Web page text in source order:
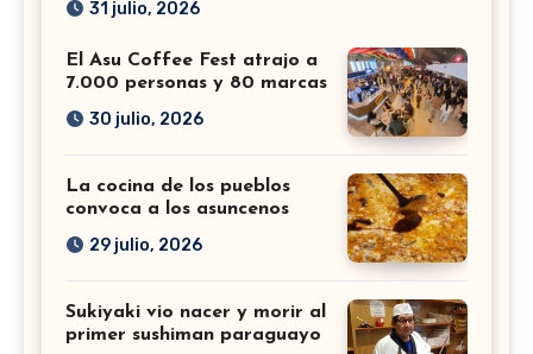
31 julio, 2026
El Asu Coffee Fest atrajo a
7.000 personas y 80 marcas
30 julio, 2026
La cocina de los pueblos
convoca a los asuncenos
29 julio, 2026
Sukiyaki vio nacer y morir al
primer sushiman paraguayo